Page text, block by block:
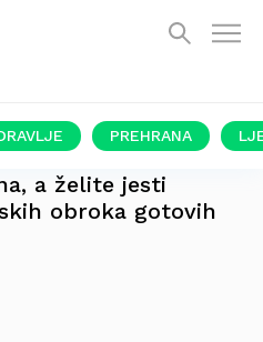
PREHRANA
a želite jesti
obroka gotovih